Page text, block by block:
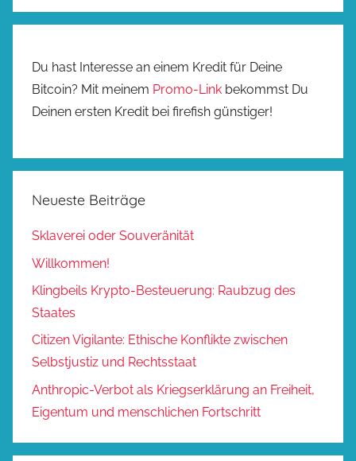
Du hast Interesse an einem Kredit für Deine
Bitcoin? Mit meinem Promo-Link bekommst Du
Deinen ersten Kredit bei firefish günstiger!
Neueste Beiträge
Sklaverei oder Souveränität
Willkommen!
Klingbeils Krypto-Besteuerung: Raubzug des
Staates
Citizen Vigilante: Ethische Konflikte zwischen
Selbstjustiz und Rechtsstaat
Anthropic-Verbot als Kriegserklärung an Freiheit,
Eigentum und menschlichen Fortschritt